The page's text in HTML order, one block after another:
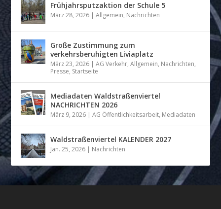
Frühjahrsputzaktion der Schule 5
März 28, 2026 |Allgemein, Nachrichten
Große Zustimmung zum
verkehrsberuhigten Liviaplatz
März 23, 2026 |AG Verkehr,Allgemein, Nachrichten,
Presse, Startseite
Mediadaten Waldstraßenviertel
NACHRICHTEN 2026
März 9, 2026 |AG Öffentlichkeitsarbeit, Mediadaten
Waldstraßenviertel KALENDER 2027
Jan. 25, 2026 | Nachrichten